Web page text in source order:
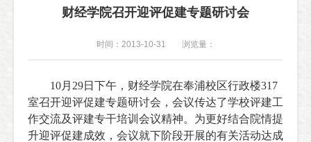
财经学院召开迎评促建专题研讨会
时间：2013-10-31 浏览量：
10月 29日下午，财经学院在奉浦校区行政楼317
室召开迎评促建专题研讨会，会议传达了学校评建工
作交流及评建专干培训会议精神。为更好结合院情提
升迎评促建成效，会议就下阶段开展的有关活动达成